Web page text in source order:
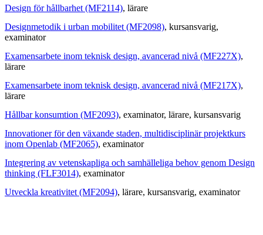
Design för hållbarhet (MF2114), lärare
Designmetodik i urban mobilitet (MF2098), kursansvarig,
examinator
Examensarbete inom teknisk design, avancerad nivå (MF227X),
lärare
Examensarbete inom teknisk design, avancerad nivå (MF217X),
lärare
Hållbar konsumtion (MF2093), examinator, lärare, kursansvarig
Innovationer för den växande staden, multidisciplinär projektkurs
inom Openlab (MF2065), examinator
Integrering av vetenskapliga och samhälleliga behov genom Design
thinking (FLF3014), examinator
Utveckla kreativitet (MF2094), lärare, kursansvarig, examinator